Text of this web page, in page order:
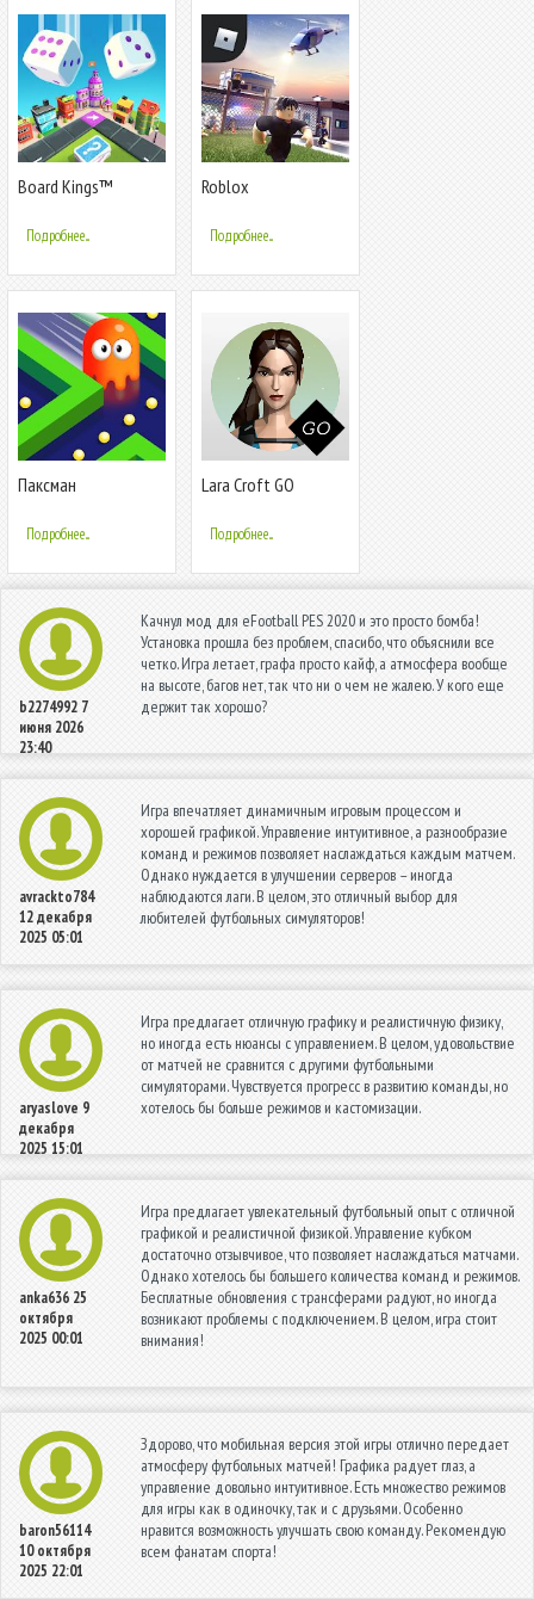
Board Kings™️
Подробнее...
Roblox
Подробнее...
Паксман
Подробнее...
Lara Croft GO
Подробнее...
b2274992 7
июня 2026
23:40
Качнул мод для eFootball PES 2020 и это просто бомба!
Установка прошла без проблем, спасибо, что объяснили все
четко. Игра летает, графа просто кайф, а атмосфера вообще
на высоте, багов нет, так что ни о чем не жалею. У кого еще
держит так хорошо?
avrackto784
12 декабря
2025 05:01
Игра впечатляет динамичным игровым процессом и
хорошей графикой. Управление интуитивное, а разнообразие
команд и режимов позволяет наслаждаться каждым матчем.
Однако нуждается в улучшении серверов – иногда
наблюдаются лаги. В целом, это отличный выбор для
любителей футбольных симуляторов!
aryaslove 9
декабря
2025 15:01
Игра предлагает отличную графику и реалистичную физику,
но иногда есть нюансы с управлением. В целом, удовольствие
от матчей не сравнится с другими футбольными
симуляторами. Чувствуется прогресс в развитию команды, но
хотелось бы больше режимов и кастомизации.
anka636 25
октября
2025 00:01
Игра предлагает увлекательный футбольный опыт с отличной
графикой и реалистичной физикой. Управление кубком
достаточно отзывчивое, что позволяет наслаждаться матчами.
Однако хотелось бы большего количества команд и режимов.
Бесплатные обновления с трансферами радуют, но иногда
возникают проблемы с подключением. В целом, игра стоит
внимания!
baron56114
10 октября
2025 22:01
Здорово, что мобильная версия этой игры отлично передает
атмосферу футбольных матчей! Графика радует глаз, а
управление довольно интуитивное. Есть множество режимов
для игры как в одиночку, так и с друзьями. Особенно
нравится возможность улучшать свою команду. Рекомендую
всем фанатам спорта!